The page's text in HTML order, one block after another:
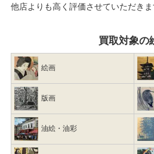
他店よりも高く評価させていただきま
買取対象の
絵画
版画
油絵・油彩